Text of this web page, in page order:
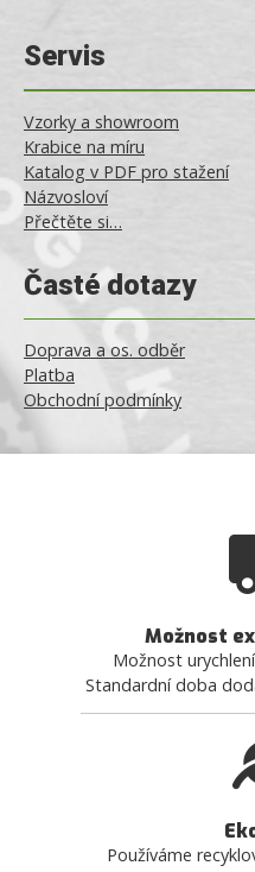
Servis
Vzorky a showroom
Krabice na míru
Katalog v PDF pro stažení
Názvosloví
Přečtěte si…
Časté dotazy
Doprava a os. odběr
Platba
Obchodní podmínky
Možnost
Možnost
Standardní doba
Používáme